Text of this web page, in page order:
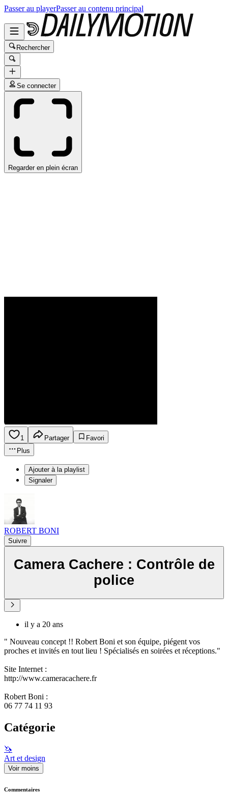
Passer au playerPasser au contenu principal
Rechercher
Se connecter
Regarder en plein écran
1 Partager
Favori
Plus
Ajouter à la playlist
Signaler
ROBERT BONI
Suivre
Camera Cachere : Contrôle de
police
il y a 20 ans
" Nouveau concept !! Robert Boni et son équipe, piégent vos
proches et invités en tout lieu ! Spécialisés en soirées et réceptions."
Site Internet :
http://www.cameracachere.fr
Robert Boni :
06 77 74 11 93
Catégorie
🦄
Art et design
Voir moins
Commentaires